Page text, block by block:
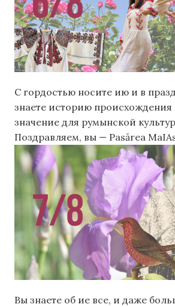
С гордостью носите ию и в
знаете историю происхождения
значение для румынской
Поздравляем, вы — Pasărea
Вы знаете об ие все, и даже